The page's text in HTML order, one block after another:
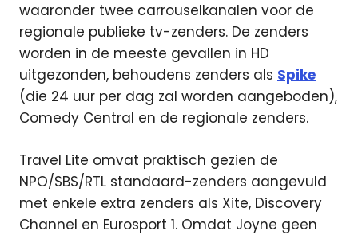
waaronder twee carrouselkanalen voor de
regionale publieke tv-zenders. De zenders
worden in de meeste gevallen in HD
uitgezonden, behoudens zenders als Spike
(die 24 uur per dag zal worden aangeboden),
Comedy Central en de regionale zenders.
Travel Lite omvat praktisch gezien de
NPO/SBS/RTL standaard-zenders aangevuld
met enkele extra zenders als Xite, Discovery
Channel en Eurosport 1. Omdat Joyne geen